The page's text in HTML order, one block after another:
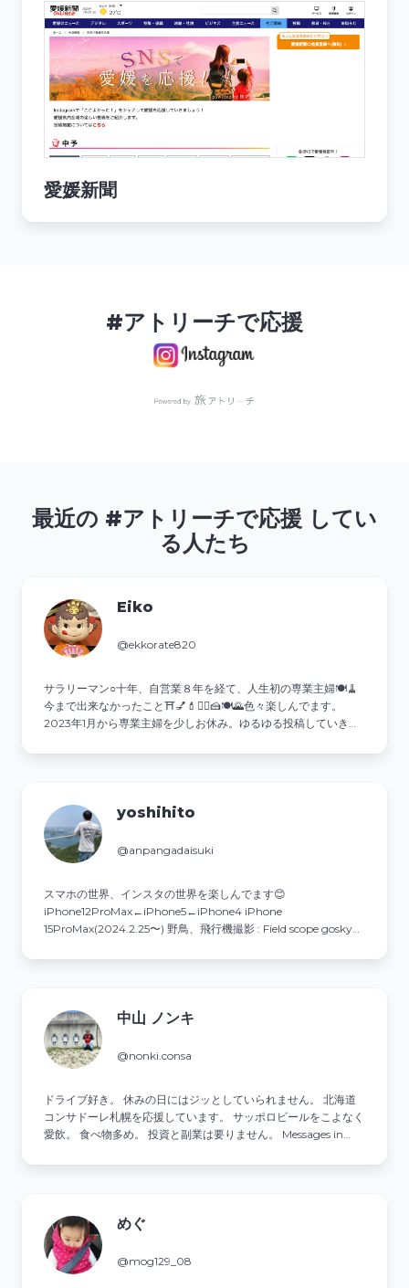
愛媛新聞
#アトリーチで応援
最近の #アトリーチで応援 してい
る人たち
Eiko
@ekkorate820
サラリーマン○十年、自営業８年を経て、人生初の専業主婦🍽🧹
今まで出来なかったこと⛩💅💄💇‍♀️🍰🍽🌄色々楽しんでます。
2023年1月から専業主婦を少しお休み。ゆるゆる投稿していきま
yoshihito
@anpangadaisuki
スマホの世界、インスタの世界を楽しんでます😊
iPhone12ProMax←iPhone5←iPhone4 iPhone
15ProMax(2024.2.25〜) 野鳥、飛行機撮影 : Field scope gosky使
中山 ノンキ
@nonki.consa
ドライブ好き。 休みの日にはジッとしていられません。 北海道
コンサドーレ札幌を応援しています。 サッポロビールをこよなく
愛飲。 食べ物多め。 投資と副業は要りません。 Messages in
めぐ
@mog129_08